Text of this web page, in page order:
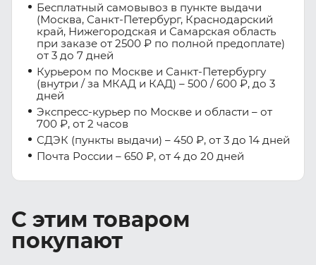
Бесплатный самовывоз в пункте выдачи
(Москва, Санкт-Петербург, Краснодарский
край, Нижегородская и Самарская область
при заказе от 2500 ₽ по полной предоплате)
от 3 до 7 дней
Курьером по Москве и Санкт-Петербургу
(внутри / за МКАД и КАД) – 500 / 600 ₽, до 3
дней
Экспресс-курьер по Москве и области – от
700 ₽, от 2 часов
СДЭК (пункты выдачи) – 450 ₽, от 3 до 14 дней
Почта России – 650 ₽, от 4 до 20 дней
С этим товаром
покупают